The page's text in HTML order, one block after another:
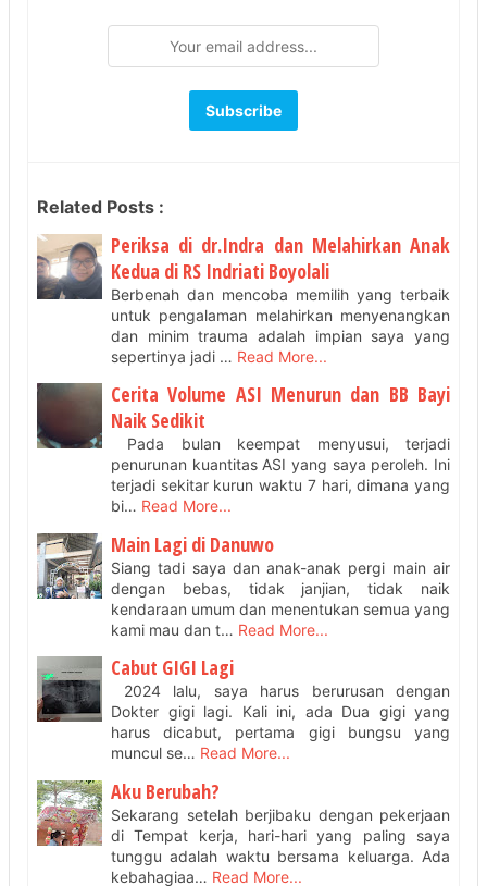
Related Posts :
Periksa di dr.Indra dan Melahirkan Anak
Kedua di RS Indriati Boyolali
Berbenah dan mencoba memilih yang terbaik
untuk pengalaman melahirkan menyenangkan
dan minim trauma adalah impian saya yang
sepertinya jadi … Read More...
Cerita Volume ASI Menurun dan BB Bayi
Naik Sedikit
Pada bulan keempat menyusui, terjadi
penurunan kuantitas ASI yang saya peroleh. Ini
terjadi sekitar kurun waktu 7 hari, dimana yang
bi… Read More...
Main Lagi di Danuwo
Siang tadi saya dan anak-anak pergi main air
dengan bebas, tidak janjian, tidak naik
kendaraan umum dan menentukan semua yang
kami mau dan t… Read More...
Cabut GIGI Lagi
2024 lalu, saya harus berurusan dengan
Dokter gigi lagi. Kali ini, ada Dua gigi yang
harus dicabut, pertama gigi bungsu yang
muncul se… Read More...
Aku Berubah?
Sekarang setelah berjibaku dengan pekerjaan
di Tempat kerja, hari-hari yang paling saya
tunggu adalah waktu bersama keluarga. Ada
kebahagiaa… Read More...